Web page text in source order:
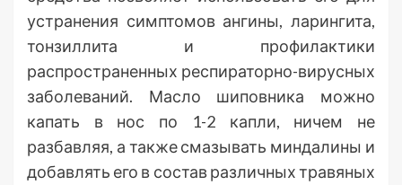
устранения симптомов ангины, ларингита,
тонзиллита и профилактики
распространенных респираторно-вирусных
заболеваний. Масло шиповника можно
капать в нос по 1-2 капли, ничем не
разбавляя, а также смазывать миндалины и
добавлять его в состав различных травяных